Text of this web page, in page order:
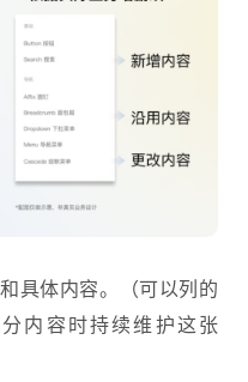
具体内容。（可以列的
内容时持续维护这张